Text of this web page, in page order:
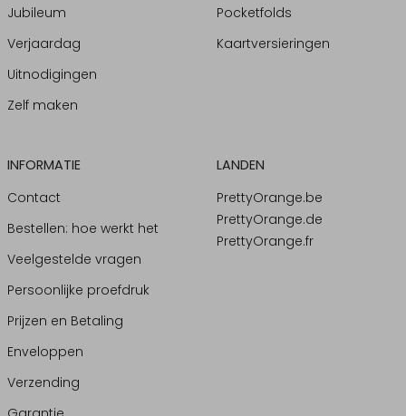
Jubileum
Verjaardag
Uitnodigingen
Zelf maken
Pocketfolds
Kaartversieringen
INFORMATIE
Contact
Bestellen: hoe werkt het
Veelgestelde vragen
Persoonlijke proefdruk
Prijzen en Betaling
Enveloppen
Verzending
LANDEN
PrettyOrange.be
PrettyOrange.de
PrettyOrange.fr